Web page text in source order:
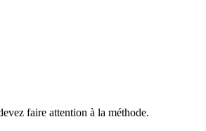
faire attention à la méthode.